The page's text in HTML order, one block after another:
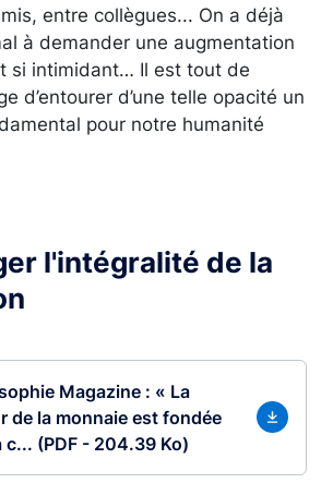
entre collègues... On a déjà
à demander une augmentation
si intimidant… Il est tout de
d’entourer d’une telle opacité un
pour notre humanité
l'intégralité de la
Magazine : « La
de la monnaie est fondée
c... (PDF - 204.39 Ko)